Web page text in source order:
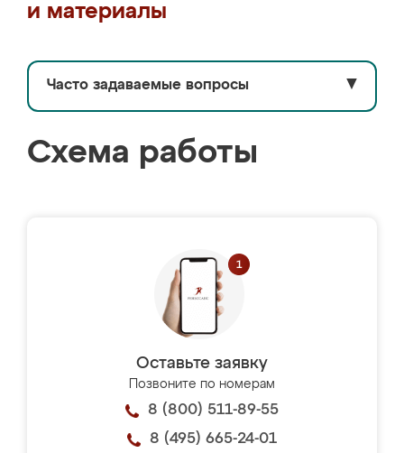
и материалы
Часто задаваемые вопросы ▼
Схема работы
Оставьте заявку
Позвоните по номерам
8 (800) 511-89-55
8 (495) 665-24-01